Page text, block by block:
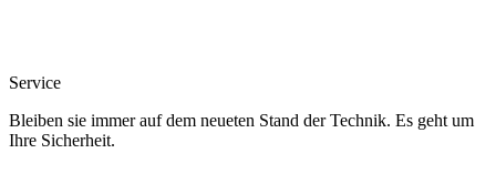
Service
Bleiben sie immer auf dem neueten Stand der Technik. Es geht um
Ihre Sicherheit.